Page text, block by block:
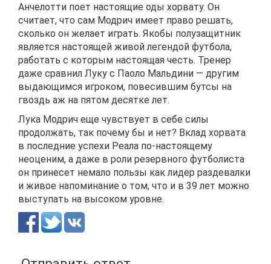
Анчелотти поет настоящие оды хорвату. Он
считает, что сам Модрич имеет право решать,
сколько он желает играть. Якобы полузащитник
является настоящей живой легендой футбола,
работать с которым настоящая честь. Тренер
даже сравнил Луку с Паоло Мальдини — другим
выдающимся игроком, повесившим бутсы на
гвоздь аж на пятом десятке лет.
Лука Модрич еще чувствует в себе силы
продолжать, так почему бы и нет? Вклад хорвата
в последние успехи Реала по-настоящему
неоценим, а даже в роли резервного футболиста
он принесет немало пользы как лидер раздевалки
и живое напоминание о том, что и в 39 лет можно
выступать на высоком уровне.